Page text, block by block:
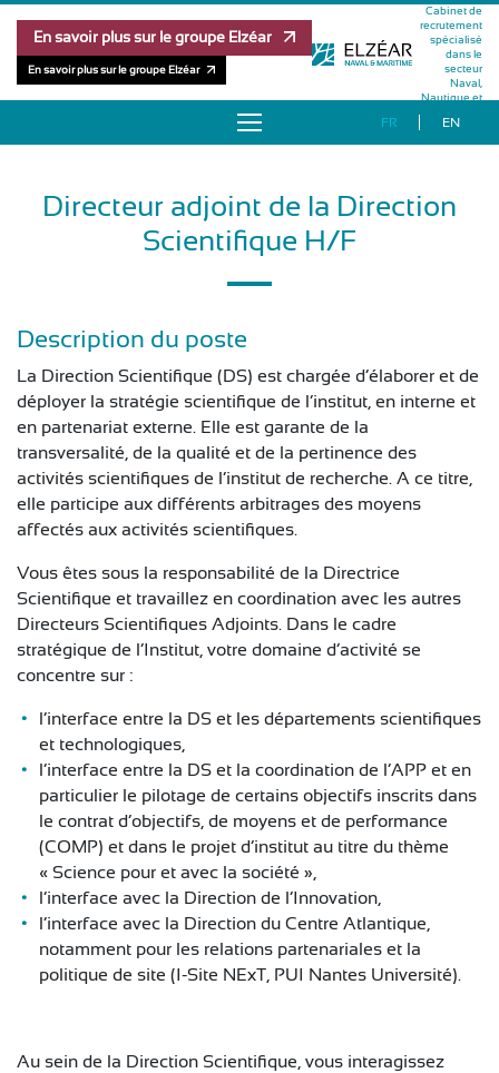
En savoir plus sur le groupe Elzéar
En savoir plus sur le groupe Elzéar
Cabinet de
recrutement
spécialisé
dans le
secteur
Naval,
Nautique et
FR EN
À PROPOS
OFFRES D’EMPLOI
ÉQUIPE
PUBLICATIONS
CONTACT
Directeur adjoint de la Direction
Scientifique H/F
Description du poste
La Direction Scientifique (DS) est chargée d’élaborer et de
déployer la stratégie scientifique de l’institut, en interne et
en partenariat externe. Elle est garante de la
transversalité, de la qualité et de la pertinence des
activités scientifiques de l’institut de recherche. A ce titre,
elle participe aux différents arbitrages des moyens
affectés aux activités scientifiques.
Vous êtes sous la responsabilité de la Directrice
Scientifique et travaillez en coordination avec les autres
Directeurs Scientifiques Adjoints. Dans le cadre
stratégique de l’Institut, votre domaine d’activité se
concentre sur :
l’interface entre la DS et les départements scientifiques
et technologiques,
l’interface entre la DS et la coordination de l’APP et en
particulier le pilotage de certains objectifs inscrits dans
le contrat d’objectifs, de moyens et de performance
(COMP) et dans le projet d’institut au titre du thème
« Science pour et avec la société »,
l’interface avec la Direction de l’Innovation,
l’interface avec la Direction du Centre Atlantique,
notamment pour les relations partenariales et la
politique de site (I-Site NExT, PUI Nantes Université).
Au sein de la Direction Scientifique, vous interagissez